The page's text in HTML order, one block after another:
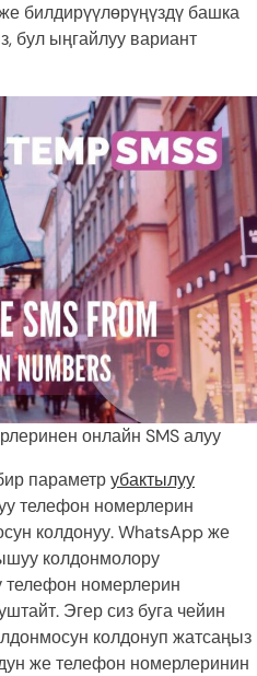
билдирүүлөрүңүздү башка
бул ыңгайлуу вариант
онлайн SMS алуу
параметрубактылуу
телефон номерлерин
колдонуу. WhatsApp же
колдонмолору
телефон номерлерин
Эгер сиз буга чейин
колдонуп жатсаңыз
же телефон номерлеринин